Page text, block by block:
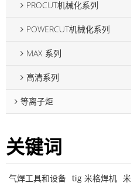
PROCUT机械化系列
POWERCUT机械化系列
MAX 系列
高清系列
等离子炬
关键词
气焊工具和设备 tig 米格焊机